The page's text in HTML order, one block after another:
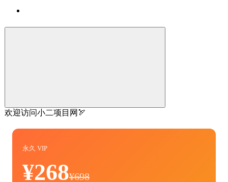
欢迎访问小二项目网🏹
永久 VIP
¥268¥698